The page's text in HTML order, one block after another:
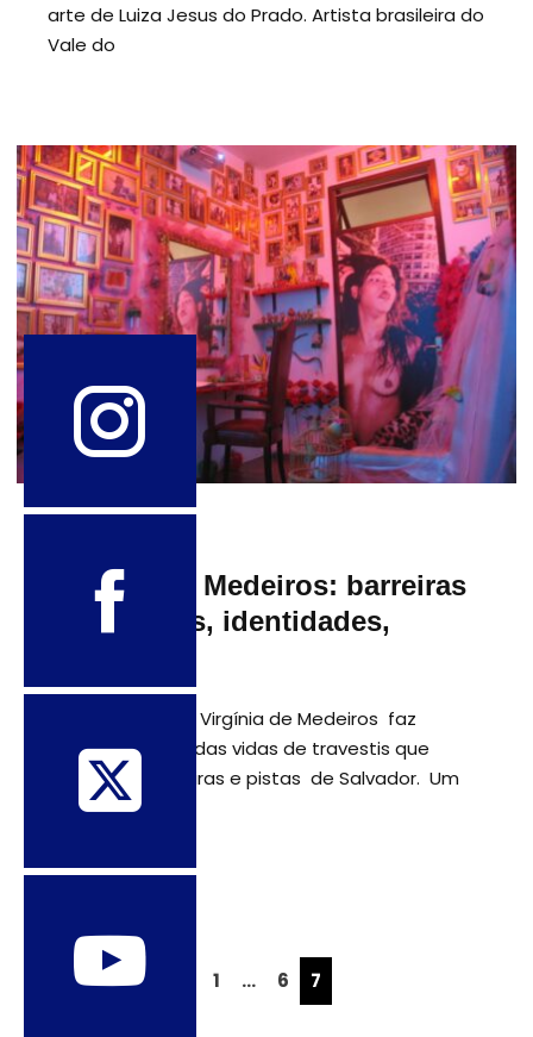
arte de Luiza Jesus do Prado. Artista brasileira do
Vale do
Virginia de Medeiros: barreiras
imaginárias, identidades,
Há muito tempo Virgínia de Medeiros faz
registros visuais das vidas de travestis que
habitam as ladeiras e pistas de Salvador. Um
traço mais forte
ANTERIOR 1 … 6 7